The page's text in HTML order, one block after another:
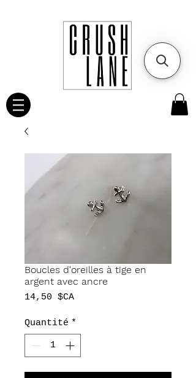
Boucles d'oreilles à tige en
argent avec ancre
14,50 $CAPrix
Quantité *